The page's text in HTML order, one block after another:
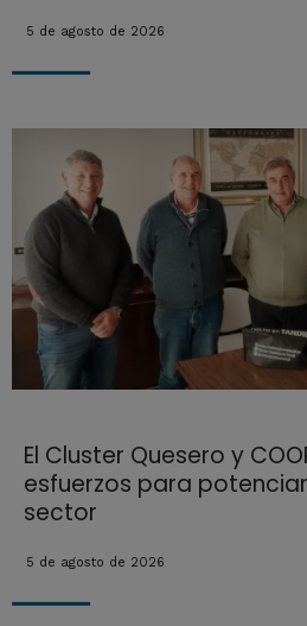
5 de agosto de 2026
El Cluster Quesero y
esfuerzos para
sector
5 de agosto de 2026